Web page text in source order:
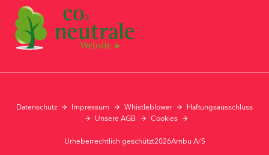
Datenschutz Impressum Whistleblower
Haftungsausschluss
Unsere AGB
Cookies
Urheberrechtlich geschützt2026Ambu A/S